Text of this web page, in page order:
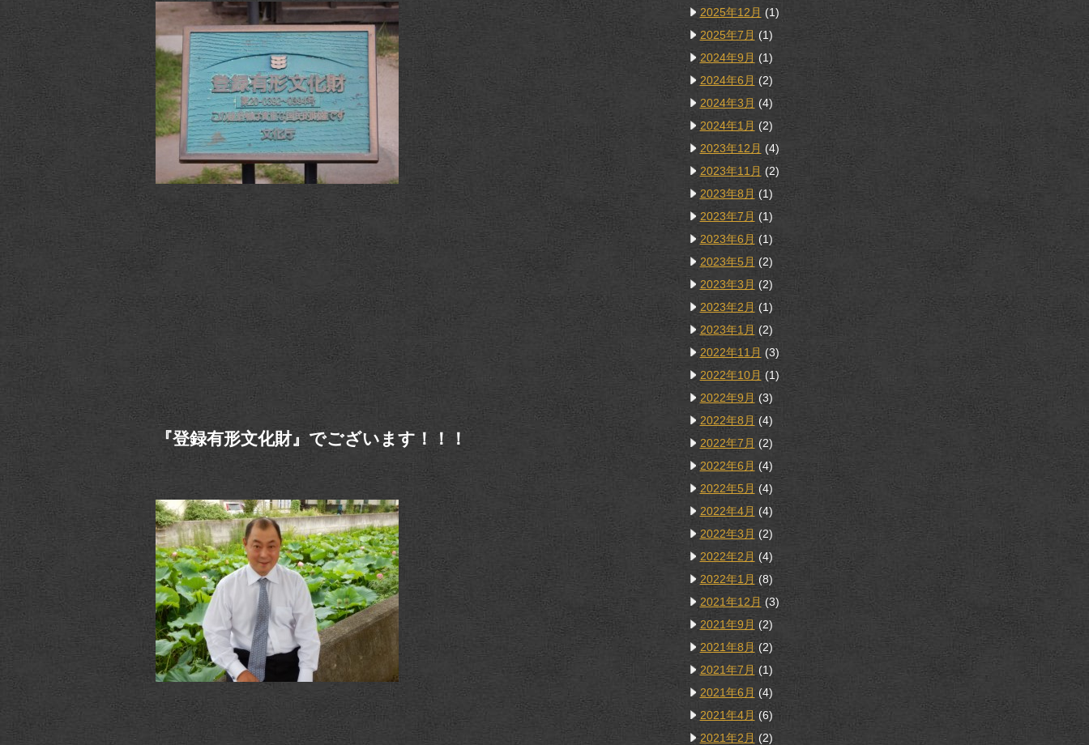
『登録有形文化財』でございます！！！
2025年12月 (1)
2025年7月 (1)
2024年9月 (1)
2024年6月 (2)
2024年3月 (4)
2024年1月 (2)
2023年12月 (4)
2023年11月 (2)
2023年8月 (1)
2023年7月 (1)
2023年6月 (1)
2023年5月 (2)
2023年3月 (2)
2023年2月 (1)
2023年1月 (2)
2022年11月 (3)
2022年10月(1)
2022年9月 (3)
2022年8月 (4)
2022年7月 (2)
2022年6月 (4)
2022年5月 (4)
2022年4月 (4)
2022年3月 (2)
2022年2月 (4)
2022年1月 (8)
2021年12月 (3)
2021年9月 (2)
2021年8月 (2)
2021年7月 (1)
2021年6月 (4)
2021年4月 (6)
2021年2月 (2)